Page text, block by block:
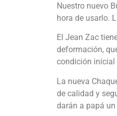
Nuestro nuevo
hora de usarlo.
El Jean Zac
deformación,
condición inicial
La nueva
de calidad y
darán a papá